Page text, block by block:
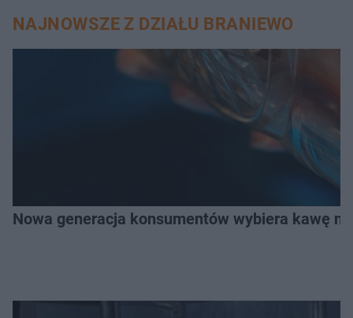
NAJNOWSZE Z DZIAŁU BRANIEWO
Nowa generacja konsumentów wybiera kawę